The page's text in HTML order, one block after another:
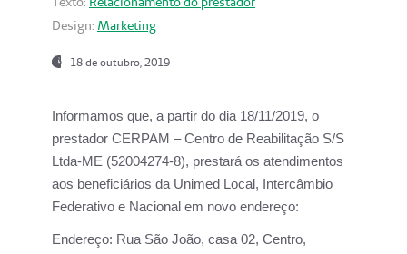
Design: Marketing
18 de outubro, 2019
Informamos que, a partir do dia 18/11/2019, o
prestador CERPAM – Centro de Reabilitação S/S
Ltda-ME (52004274-8), prestará os atendimentos
aos beneficiários da Unimed Local, Intercâmbio
Federativo e Nacional em novo endereço:
Endereço: Rua São João, casa 02, Centro,